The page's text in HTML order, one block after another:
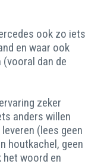
ook zo iets
en waar ook
dan de
zeker
anders willen
(lees geen
houtkachel, geen
het woord en